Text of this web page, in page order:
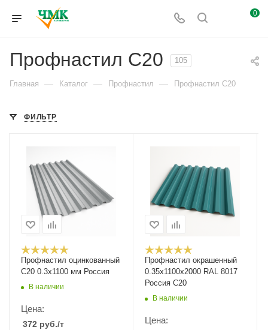
0
Профнастил С20 105
Главная — Каталог — Профнастил — Профнастил С20
ФИЛЬТР
Профнастил оцинкованный
С20 0.3х1100 мм Россия
В наличии
Цена:
372 руб./т
Профнастил окрашенный
0.35х1100х2000 RAL 8017
Россия С20
В наличии
Цена: